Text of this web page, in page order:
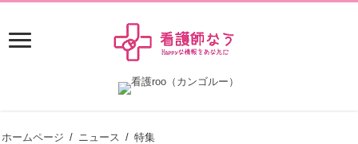
ホームページ / ニュース / 特集